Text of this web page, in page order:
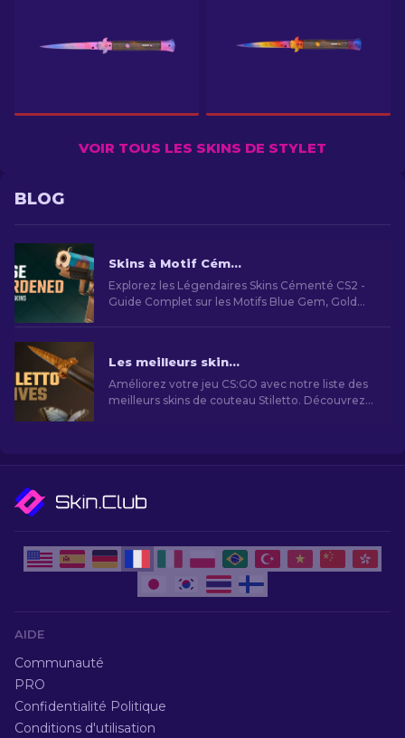
VOIR TOUS LES SKINS DE STYLET
BLOG
Skins à Motif Cémenté dans CS2: Guide Complet [2026]
Explorez les Légendaires Skins Cémenté CS2 -
Guide Complet sur les Motifs Blue Gem, Gold
Les meilleurs skins de couteau stiletto sur CS:GO : Art rencontre Létalité
Améliorez votre jeu CS:GO avec notre liste des
meilleurs skins de couteau Stiletto. Découvrez
AIDE
Communauté
PRO
Confidentialité Politique
Conditions d'utilisation